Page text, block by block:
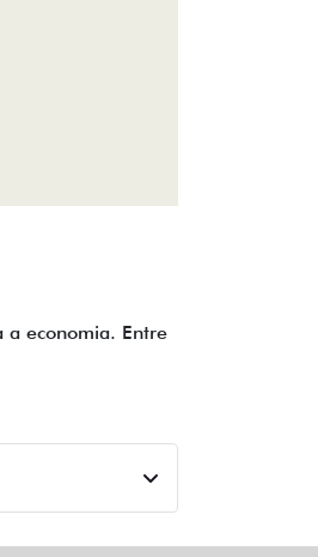
a economia. Entre